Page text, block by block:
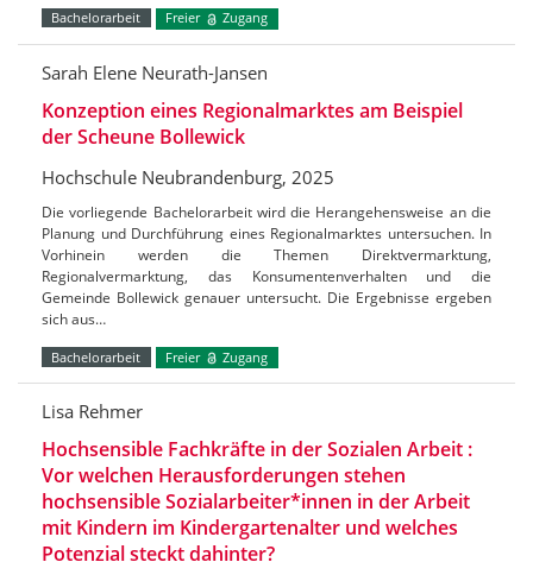
Bachelorarbeit Freier Zugang
Sarah Elene Neurath-Jansen
Konzeption eines Regionalmarktes am Beispiel
der Scheune Bollewick
Hochschule Neubrandenburg, 2025
Die vorliegende Bachelorarbeit wird die Herangehensweise an die
Planung und Durchführung eines Regionalmarktes untersuchen. In
Vorhinein werden die Themen Direktvermarktung,
Regionalvermarktung, das Konsumentenverhalten und die
Gemeinde Bollewick genauer untersucht. Die Ergebnisse ergeben
sich aus…
Bachelorarbeit Freier Zugang
Lisa Rehmer
Hochsensible Fachkräfte in der Sozialen Arbeit :
Vor welchen Herausforderungen stehen
hochsensible Sozialarbeiter*innen in der Arbeit
mit Kindern im Kindergartenalter und welches
Potenzial steckt dahinter?